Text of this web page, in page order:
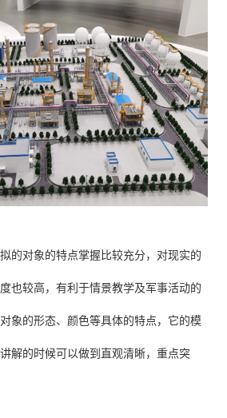
的对象的特点掌握比较充分，对现实的
也较高，有利于情景教学及军事活动的
象的形态、颜色等具体的特点，它的模
解的时候可以做到直观清晰，重点突